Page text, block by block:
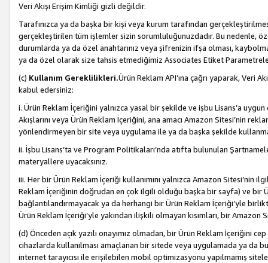
Veri Akışı Erişim Kimliği gizli değildir.
Tarafınızca ya da başka bir kişi veya kurum tarafından
gerçekleştirilen tüm işlemler sizin sorumluluğunuzdadır. Bu nedenle,
durumlarda ya da özel anahtarınız veya şifrenizin ifşa olması,
ya da özel olarak size tahsis etmediğimiz Associates Etiket
(c) Kullanım Gereklilikleri.Ürün Reklam API’ına çağrı yaparak, Veri
kabul edersiniz:
i. Ürün Reklam İçeriğini yalnızca yasal bir şekilde ve işbu Lisans’a uygun
Akışlarını veya Ürün Reklam İçeriğini, ana amacı Amazon Sitesi’nin
yönlendirmeyen bir site veya uygulama ile ya da başka şekilde
ii. İşbu Lisans’ta ve Program Politikaları’nda atıfta bulunulan
materyallere uyacaksınız.
iii. Her bir Ürün Reklam İçeriği kullanımını yalnızca Amazon
Reklam İçeriğinin doğrudan en çok ilgili olduğu başka bir sayfa) ve bir
bağlantılandırmayacak ya da herhangi bir Ürün Reklam İçeriği’yle
Ürün Reklam İçeriği’yle yakından ilişkili olmayan kısımları, bir Amazon
(d) Önceden açık yazılı onayımız olmadan, bir Ürün Reklam İçeriğini
cihazlarda kullanılması amaçlanan bir sitede veya uygulamada ya da
internet tarayıcısı ile erişilebilen mobil optimizasyonu yapılmamış